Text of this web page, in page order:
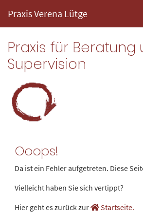
Praxis Verena Lütge
Praxis für Beratung
Supervision
Ooops!
Da ist ein Fehler aufgetreten. Diese
Vielleicht haben Sie sich vertippt?
Hier geht es zurück zur
Startseite.